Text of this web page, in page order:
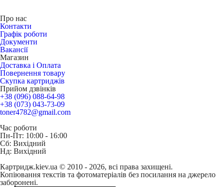
Про нас
Контакти
Графік роботи
Документи
Вакансії
Магазин
Доставка і Оплата
Повернення товару
Скупка картриджів
Прийом дзвінків
+38 (096) 088-64-98
+38 (073) 043-73-09
toner4782@gmail.com
Час роботи
Пн-Пт: 10:00 - 16:00
Сб: Вихідний
Нд: Вихідний
Картридж.kiev.ua © 2010 - 2026, всі права захищені.
Копіювання текстів та фотоматеріалів без посилання на джерело
заборонені.